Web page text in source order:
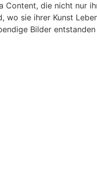
die nicht nur
sie ihrer Kunst
Bilder entstanden